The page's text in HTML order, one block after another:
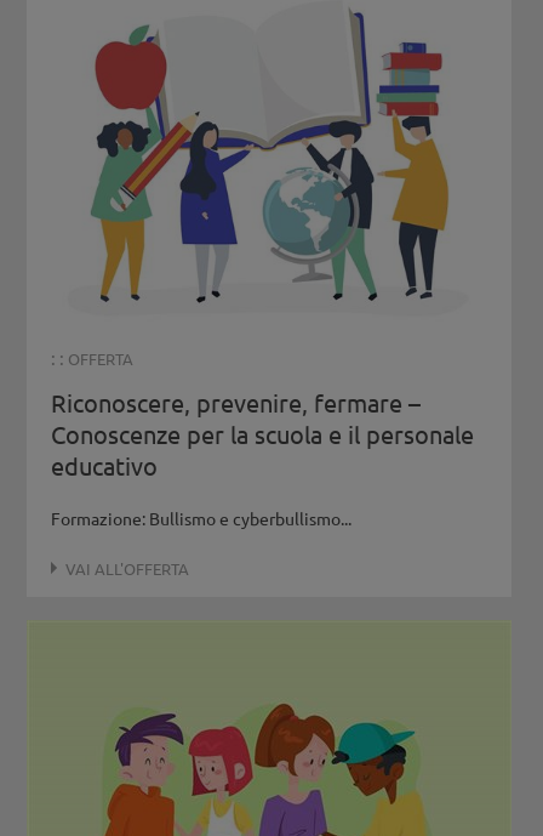
: : OFFERTA
Riconoscere, prevenire, fermare –
Conoscenze per la scuola e il personale
educativo
Formazione: Bullismo e cyberbullismo...
VAI ALL'OFFERTA